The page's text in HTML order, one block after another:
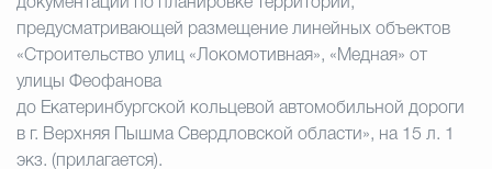
документации по планировке территории,
предусматривающей размещение линейных объектов
«Строительство улиц «Локомотивная», «Медная» от
улицы Феофанова
до Екатеринбургской кольцевой автомобильной дороги
в г. Верхняя Пышма Свердловской области», на 15 л. 1
экз. (прилагается).